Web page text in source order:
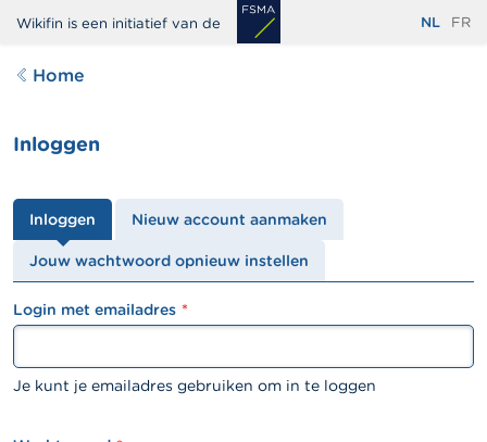
Overslaan
naar
gaan
Wikifin is een initiatief van de NL FR
Home
Inloggen
Primaire
tabs
Inloggen Nieuw account aanmaken
Jouw wachtwoord opnieuw instellen
textfield
Login met emailadres
Je kunt je emailadres gebruiken om in te loggen